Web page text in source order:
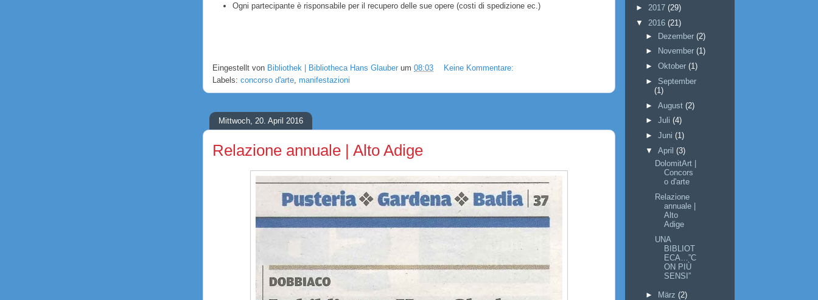
Ogni partecipante è risponsabile per il recupero delle sue opere (costi di spedizione ec.)
Eingestellt von Bibliothek | Bibliotheca Hans Glauber um 08:03
Keine Kommentare:
Labels: concorso d'arte, manifestazioni
Mittwoch, 20. April 2016
Relazione annuale | Alto Adige
► 2017 (29)
▼ 2016 (21)
► Dezember (2)
►
November (1)
► Oktober (1)
► September
(1)
► August (2)
► Juli (4)
► Juni (1)
▼ April (3)
DolomitArt |
Concors
o d'arte
Relazione
annuale |
Alto
Adige
UNA
BIBLIOT
ECA…”C
ON PIÙ
SENSI”
► März (2)